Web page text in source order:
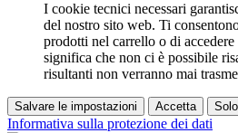
I cookie tecnici necessari
del nostro sito web. Ti
prodotti nel carrello o di
significa che non ci è possibile
risultanti non verranno mai
Salvare le impostazioni Accetta
Informativa sulla protezione dei dati